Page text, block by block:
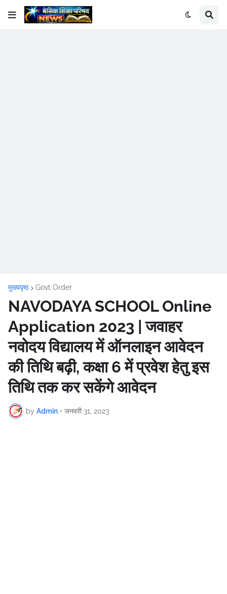
मुख्यपृष्ठ Govt Order
NAVODAYA SCHOOL Online
Application 2023 | जवाहर
नवोदय विद्यालय में ऑनलाइन आवेदन
की तिथि बढ़ी, कक्षा 6 में प्रवेश हेतु इस
तिथि तक कर सकेंगे आवेदन
by Admin • जनवरी 31, 2023